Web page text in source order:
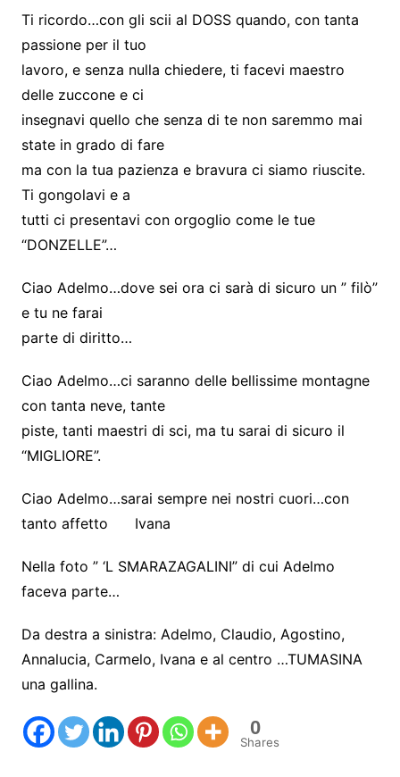
Ti ricordo…con gli scii al DOSS quando, con tanta
passione per il tuo
lavoro, e senza nulla chiedere, ti facevi maestro
delle zuccone e ci
insegnavi quello che senza di te non saremmo mai
state in grado di fare
ma con la tua pazienza e bravura ci siamo riuscite.
Ti gongolavi e a
tutti ci presentavi con orgoglio come le tue
“DONZELLE”…
Ciao Adelmo…dove sei ora ci sarà di sicuro un ” filò”
e tu ne farai
parte di diritto…
Ciao Adelmo…ci saranno delle bellissime montagne
con tanta neve, tante
piste, tanti maestri di sci, ma tu sarai di sicuro il
“MIGLIORE”.
Ciao Adelmo…sarai sempre nei nostri cuori…con
tanto affetto Ivana
Nella foto ” ‘L SMARAZAGALINI” di cui Adelmo
faceva parte…
Da destra a sinistra: Adelmo, Claudio, Agostino,
Annalucia, Carmelo, Ivana e al centro …TUMASINA
una gallina.
0
Shares